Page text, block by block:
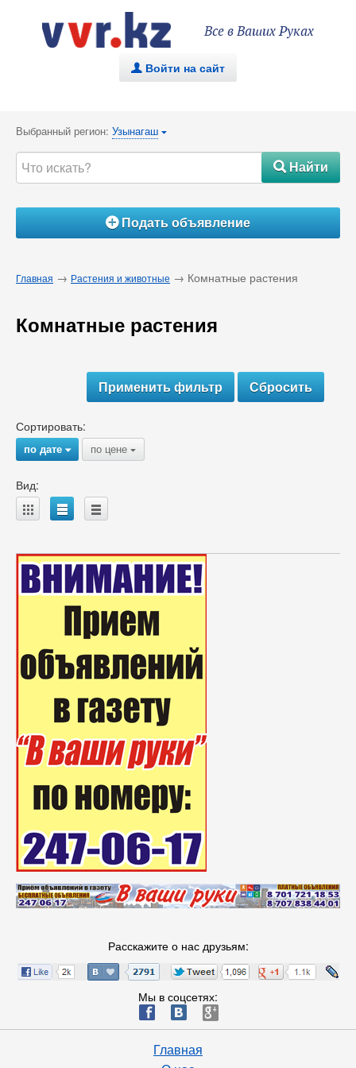
Все в Ваших Руках
. Войти на сайт
Выбранный регион: Узынагаш {
#Найти
ÁПодать объявление
Главная → Растения и животные → Комнатные растения
Комнатные растения
Сортировать:
по дате{ по цене {
Вид:
A B C
Расскажите о нас друзьям:
Мы в соцсетях:
ä æ è
Главная